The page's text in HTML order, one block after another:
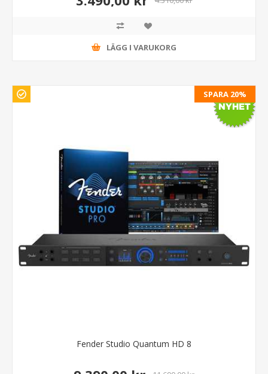
LÄGG I VARUKORG
SPARA 20%
Fender Studio Quantum HD 8